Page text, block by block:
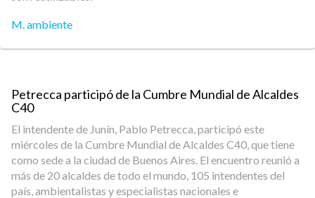
M. ambiente
Petrecca participó de la Cumbre Mundial de Alcaldes
C40
El intendente de Junín, Pablo Petrecca, participó este
miércoles de la Cumbre Mundial de Alcaldes C40, que tiene
como sede a la ciudad de Buenos Aires. El encuentro reunió a
más de 20 alcaldes de todo el mundo, 105 intendentes del
país, ambientalistas y especialistas nacionales e